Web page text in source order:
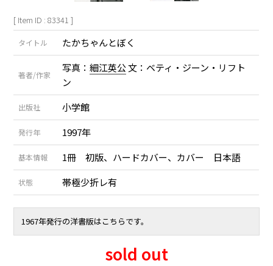
[ Item ID : 83341 ]
タイトル たかちゃんとぼく
著者/作家
写真：細江英公文：ベティ・ジーン・リフト
ン
出版社 小学館
発行年 1997年
基本情報 1冊 初版、ハードカバー、カバー 日本語
状態 帯極少折レ有
1967年発行の洋書版はこちらです。
sold out